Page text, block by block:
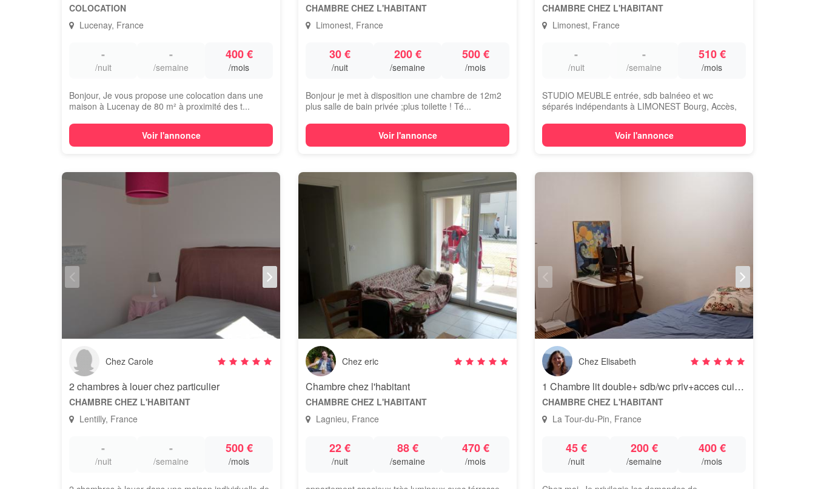
COLOCATION
Lucenay, France
-
/nuit
-
/semaine
400 €
/mois
Bonjour, Je vous propose une colocation dans une
maison à Lucenay de 80 m² à proximité des t...
Voir l'annonce
CHAMBRE CHEZ L'HABITANT
Limonest, France
30 €
/nuit
200 €
/semaine
500 €
/mois
Bonjour je met à disposition une chambre de 12m2
plus salle de bain privée ;plus toilette ! Té...
Voir l'annonce
CHAMBRE CHEZ L'HABITANT
Limonest, France
-
/nuit
-
/semaine
510 €
/mois
STUDIO MEUBLE entrée, sdb balnéeo et wc
séparés indépendants à LIMONEST Bourg, Accès,
Voir l'annonce
Chez Carole
2 chambres à louer chez particulier
CHAMBRE CHEZ L'HABITANT
Lentilly, France
-
/nuit
-
/semaine
500 €
/mois
Chez eric
Chambre chez l'habitant
CHAMBRE CHEZ L'HABITANT
Lagnieu, France
22 €
/nuit
88 €
/semaine
470 €
/mois
Chez Elisabeth
1 Chambre lit double+ sdb/wc priv+acces cuisine et web
CHAMBRE CHEZ L'HABITANT
La Tour-du-Pin, France
45 €
/nuit
200 €
/semaine
400 €
/mois